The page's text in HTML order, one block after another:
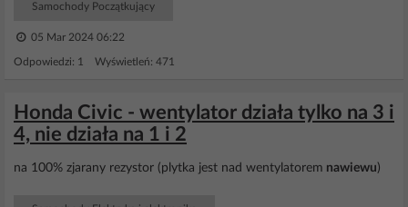
Samochody Początkujący
05 Mar 2024 06:22
Odpowiedzi: 1 Wyświetleń: 471
Honda Civic - wentylator działa tylko na 3 i
4, nie działa na 1 i 2
na 100% zjarany rezystor (plytka jest nad wentylatorem nawiewu)